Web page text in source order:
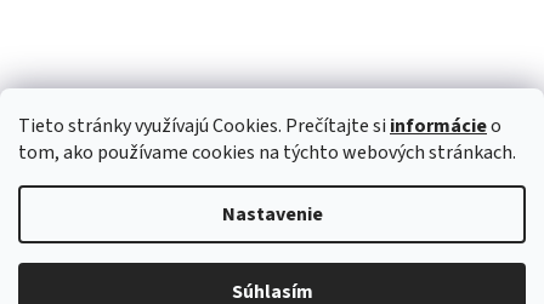
Tieto stránky využívajú Cookies. Prečítajte si informácieo
tom, ako používame cookies na týchto webových stránkach.
Nastavenie
Súhlasím
Sledovať na Instagrame
Vytvoril Shoptet
BOHOSTYLE.sk. Všetky práva vyhradené.